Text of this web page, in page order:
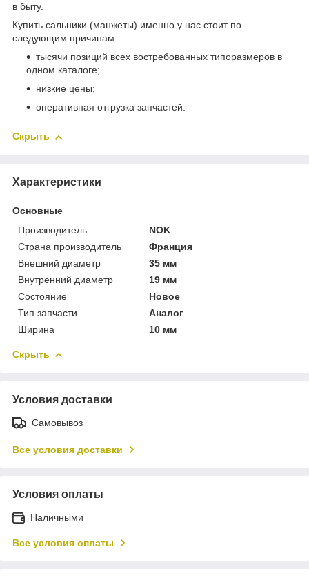
в быту.
Купить сальники (манжеты) именно у нас стоит по
следующим причинам:
тысячи позиций всех востребованных типоразмеров в
одном каталоге;
низкие цены;
оперативная отгрузка запчастей.
Скрыть
Характеристики
Основные
Производитель
NOK
Страна производитель
Франция
Внешний диаметр
35 мм
Внутренний диаметр
19 мм
Состояние
Новое
Тип запчасти
Аналог
Ширина
10 мм
Скрыть
Условия доставки
Самовывоз
Все условия доставки
Условия оплаты
Наличными
Все условия оплаты